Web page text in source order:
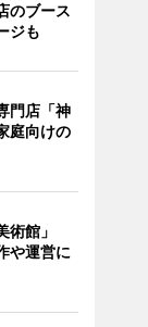
のブース
ジも
門店「神
庭向けの
術館」
や運営に